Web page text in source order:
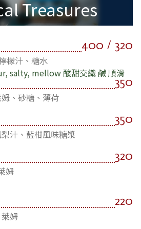
Treasures
400 / 320
檬汁、糖水
salty, mellow 酸甜交織 鹹 順滑
350
、砂糖、薄荷
350
汁、藍柑風味糖漿
320
姆
220
姆